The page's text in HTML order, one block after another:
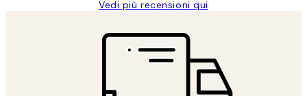
Vedi più recensioni qui